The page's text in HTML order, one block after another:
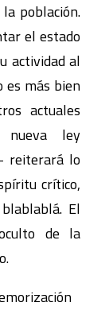
población.
el estado
actividad al
es más bien
actuales
nueva ley
reiterará lo
crítico,
El
de la